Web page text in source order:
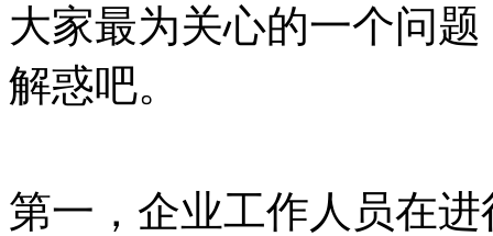
大家最为关心的一个问
解惑吧。
第一，企业工作人员在